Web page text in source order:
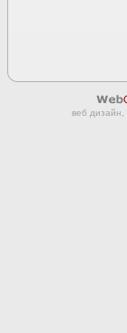
веб дизайн,